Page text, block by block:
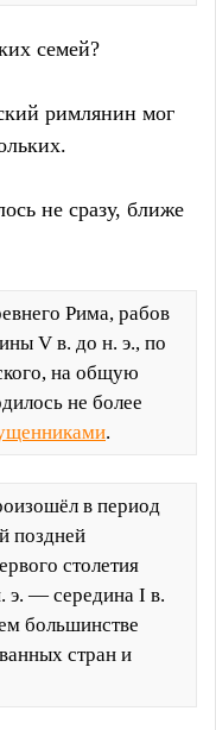
семей?
римлянин мог
не сразу, ближе
Рима, рабов
V в. до н. э., по
на общую
не более
.
в период
поздней
столетия
э. — середина I в.
большинстве
стран и